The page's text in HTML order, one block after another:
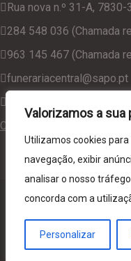
Valorizamos a sua
Utilizamos cookies
navegação, exibir
analisar o nosso
concorda com a
Personalizar
Rua nova n.º 31-A, 7830-
284 548 036 (Chamada
963 145 467 (Chamada
funerariacentral@sapo.pt
Consulte a nossa Política
© 2024. Funerária
Web Solutions